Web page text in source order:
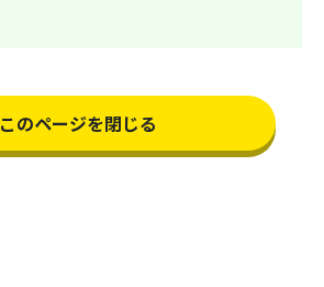
このページを閉じる